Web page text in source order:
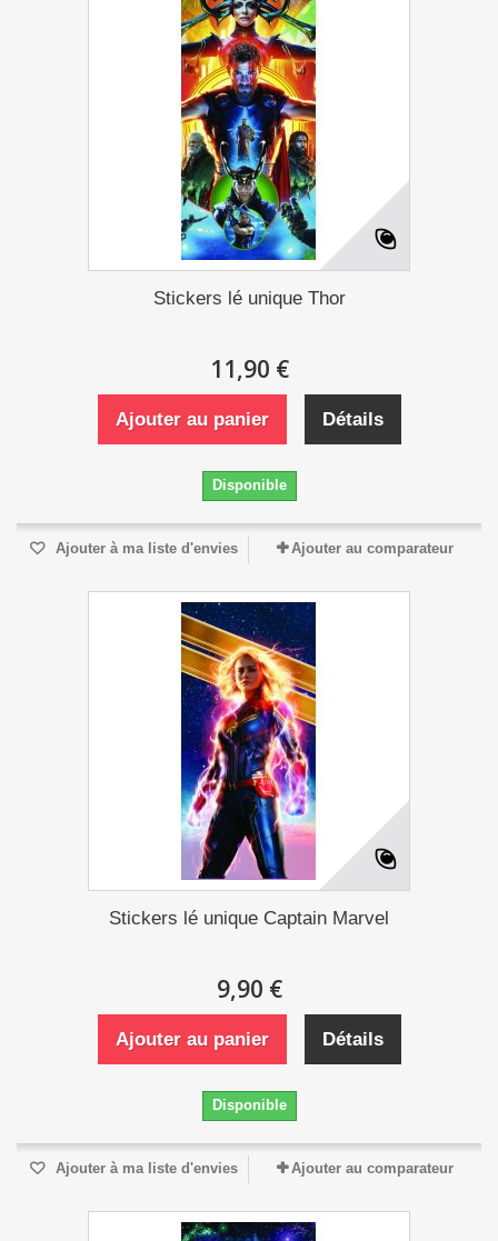
Stickers lé unique Thor
11,90 €
Ajouter au panier Détails
Disponible
Ajouter à ma liste d'envies Ajouter au comparateur
Stickers lé unique Captain Marvel
9,90 €
Ajouter au panier Détails
Disponible
Ajouter à ma liste d'envies Ajouter au comparateur